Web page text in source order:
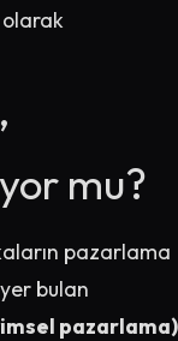
olarak
mu?
pazarlama
bulan
pazarlama)